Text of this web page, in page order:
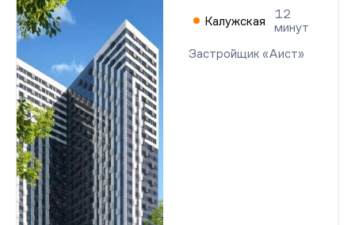
Калужская
12
минут
Застройщик «Аист»